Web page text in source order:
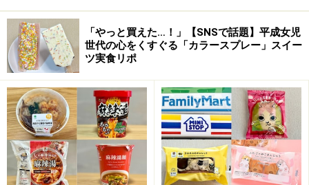
和ちっぷす梅(おやつカンパニー)
梅風味スケール ★★☆☆☆ (2)
「やっと買えた…！」【SNSで話題】平成女児
世代の心をくすぐる「カラースプレー」スイー
ツ実食リポ